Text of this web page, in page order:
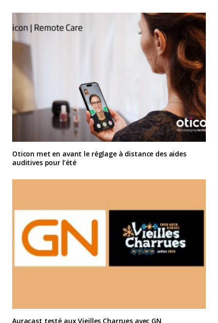
Oticon met en avant le réglage à distance des aides
auditives pour l’été
Auracast testé aux Vieilles Charrues avec GN